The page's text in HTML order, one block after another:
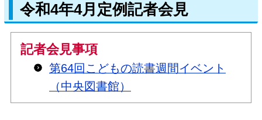
令和4年4月定例記者会見
記者会見事項
第64回こどもの読書週間イベント
（中央図書館）